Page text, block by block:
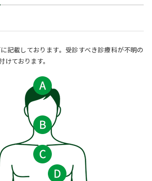
記載しております。受診すべき診療科が不明の
けております。